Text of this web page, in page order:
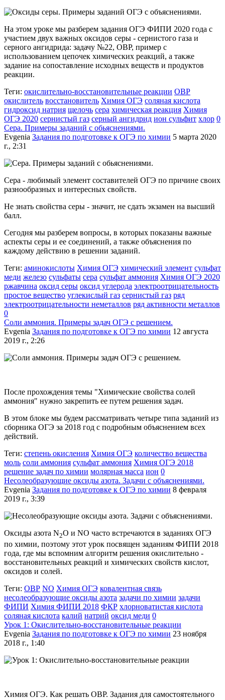
На этом уроке мы разберем задания ОГЭ ФИПИ 2020 года с
участием двух важных оксидов серы - сернистого газа и
серного ангидрида: задачу №22, ОВР, пример с
использованием цепочек химических реакций, а также
задание на сопоставление исходных веществ и продуктов
реакции.
Теги: окислительно-восстановительные реакции ОВР
окислитель восстановитель Химия ОГЭ соляная кислота
гидроксид натрия щелочь сера химическая реакция Химия
ОГЭ 2020 сернистый газ серный ангидрид ион сульфит хлор 0
Сера. Примеры заданий с обьяснениями.
Evgenia Задания по подготовке к ОГЭ по химии 5 марта 2020
г., 2:31
Сера - любимый элемент составителей ОГЭ по причине своих
разнообразных и интересных свойств.
Не знать свойства серы - значит, не сдать экзамен на высший
балл.
Сегодня мы разберем вопросы, в которых показаны важные
аспекты серы и ее соединений, а также объяснения по
каждому действию в решении заданий.
Теги: аминокислоты Химия ОГЭ химический элемент сульфат
меди железо сульфаты сера сульфат аммония Химия ОГЭ 2020
ржавчина оксид серы оксид углерода электроотрицательность
простое вещество углекислый газ сернистый газ ряд
электроотрицательности неметаллов ряд активности металлов
0
Соли аммония. Примеры задач ОГЭ с решением.
Evgenia Задания по подготовке к ОГЭ по химии 12 августа
2019 г., 2:26
После прохождения темы "Химические свойства солей
аммония" нужно закрепить ее путем решения задач.
В этом блоке мы будем рассматривать четыре типа заданий из
сборника ОГЭ за 2018 год с подробным объяснением всех
действий.
Теги: степень окисления Химия ОГЭ количество вещества
моль соли аммония сульфат аммония Химия ОГЭ 2018
решение задач по химии молярная масса ион 0
Несолеобразующие оксиды азота. Задачи с объяснениями.
Evgenia Задания по подготовке к ОГЭ по химии 8 февраля
2019 г., 3:39
Оксиды азота N2O и NO часто встречаются в заданиях ОГЭ
по химии, поэтому этот урок посвящен заданиям ФИПИ 2018
года, где мы вспомним алгоритм решения окислительно -
восстановительных реакций и химических свойств кислот,
оксидов и солей.
Теги: ОВР NO Химия ОГЭ ковалентная связь
несолеобразующие оксиды азота задачи по химии задачи
ФИПИ Химия ФИПИ 2018 ФКР хлорноватистая кислота
соляная кислота калий натрий оксид меди 0
Урок 1: Окислительно-восстановительные реакции
Evgenia Задания по подготовке к ОГЭ по химии 23 ноября
2018 г., 1:40
Химия ОГЭ. Как решать ОВР. Задания для самостоятельного